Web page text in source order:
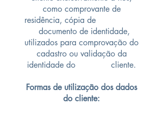
como comprovante de
residência, cópia de
documento de identidade,
utilizados para comprovação do
cadastro ou validação da
identidade do cliente.
Formas de utilização dos dados
do cliente: